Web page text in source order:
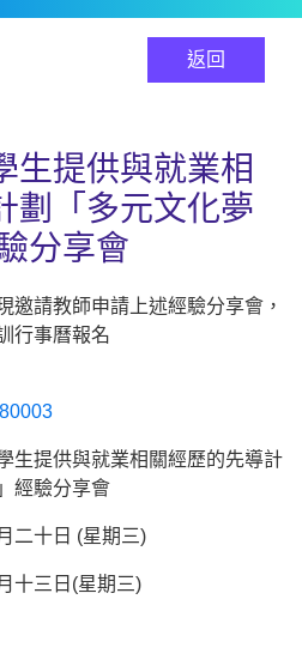
返回
生提供與就業相
劃「多元文化夢
分享會
邀請教師申請上述經驗分享會，
行事曆報名
生提供與就業相關經歷的先導計
經驗分享會
二十日 (星期三)
十三日(星期三)